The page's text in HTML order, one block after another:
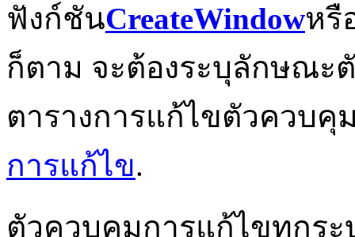
ฟังก์ชันCreateWindowหรื
ก็ตาม จะต้องระบุลักษณะ
ตารางการแก้ไขตัวควบ
การแก้ไข.
ตัวควบคุมการแก้ไขทุกร